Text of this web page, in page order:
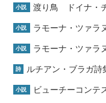
小説 渡り鳥 ドイナ・
小説 ラモーナ・ツァラ
小説 ラモーナ・ツァラ
詩 ルチアン・ブラガ詩
小説 ビューチーコンテ